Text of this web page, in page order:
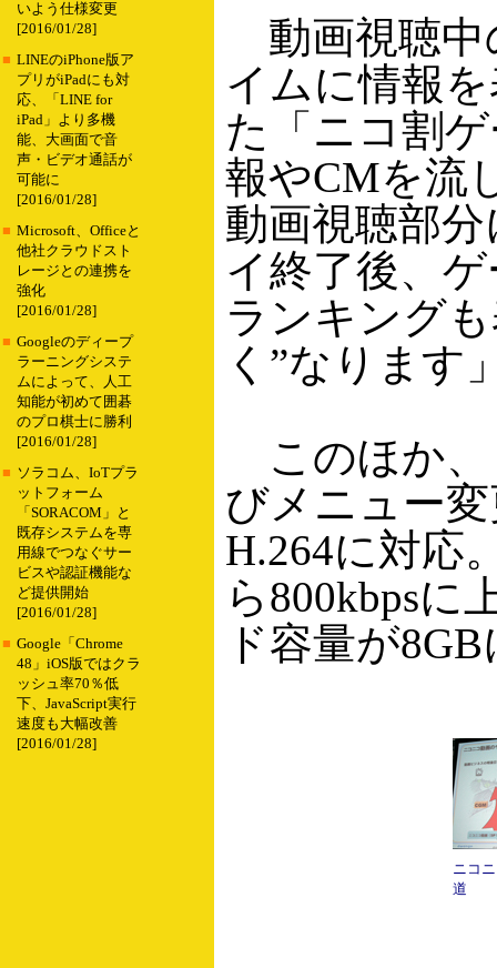
いよう仕様変更
[2016/01/28]
■ LINEのiPhone版ア
プリがiPadにも対
応、「LINE for
iPad」より多機
能、大画面で音
声・ビデオ通話が
可能に
[2016/01/28]
■ Microsoft、Officeと
他社クラウドスト
レージとの連携を
強化
[2016/01/28]
■ Googleのディープ
ラーニングシステ
ムによって、人工
知能が初めて囲碁
のプロ棋士に勝利
[2016/01/28]
■ ソラコム、IoTプラ
ットフォーム
「SORACOM」と
既存システムを専
用線でつなぐサー
ビスや認証機能な
ど提供開始
[2016/01/28]
■ Google「Chrome
48」iOS版ではクラ
ッシュ率70％低
下、JavaScript実行
速度も大幅改善
[2016/01/28]
動画視聴中
イムに情報
た「ニコ割
報やCMを流
動画視聴部
イ終了後、
ランキング
く”なります
このほか、
びメニュー
H.264に対応
ら800kbpsに
ド容量が
ニコ
道